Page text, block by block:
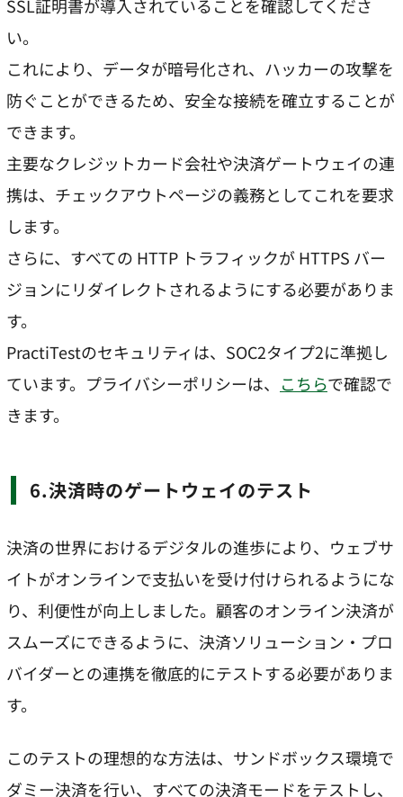
SSL証明書が導入されていることを確認してくださ
い。
これにより、データが暗号化され、ハッカーの攻撃を
防ぐことができるため、安全な接続を確立することが
できます。
主要なクレジットカード会社や決済ゲートウェイの連
携は、チェックアウトページの義務としてこれを要求
します。
さらに、すべての HTTP トラフィックが HTTPS バー
ジョンにリダイレクトされるようにする必要がありま
す。
PractiTestのセキュリティは、SOC2タイプ2に準拠し
ています。プライバシーポリシーは、 こちらで確認で
きます。
6.決済時のゲートウェイのテスト
決済の世界におけるデジタルの進歩により、ウェブサ
イトがオンラインで支払いを受け付けられるようにな
り、利便性が向上しました。顧客のオンライン決済が
スムーズにできるように、決済ソリューション・プロ
バイダーとの連携を徹底的にテストする必要がありま
す。
このテストの理想的な方法は、サンドボックス環境で
ダミー決済を行い、すべての決済モードをテストし、